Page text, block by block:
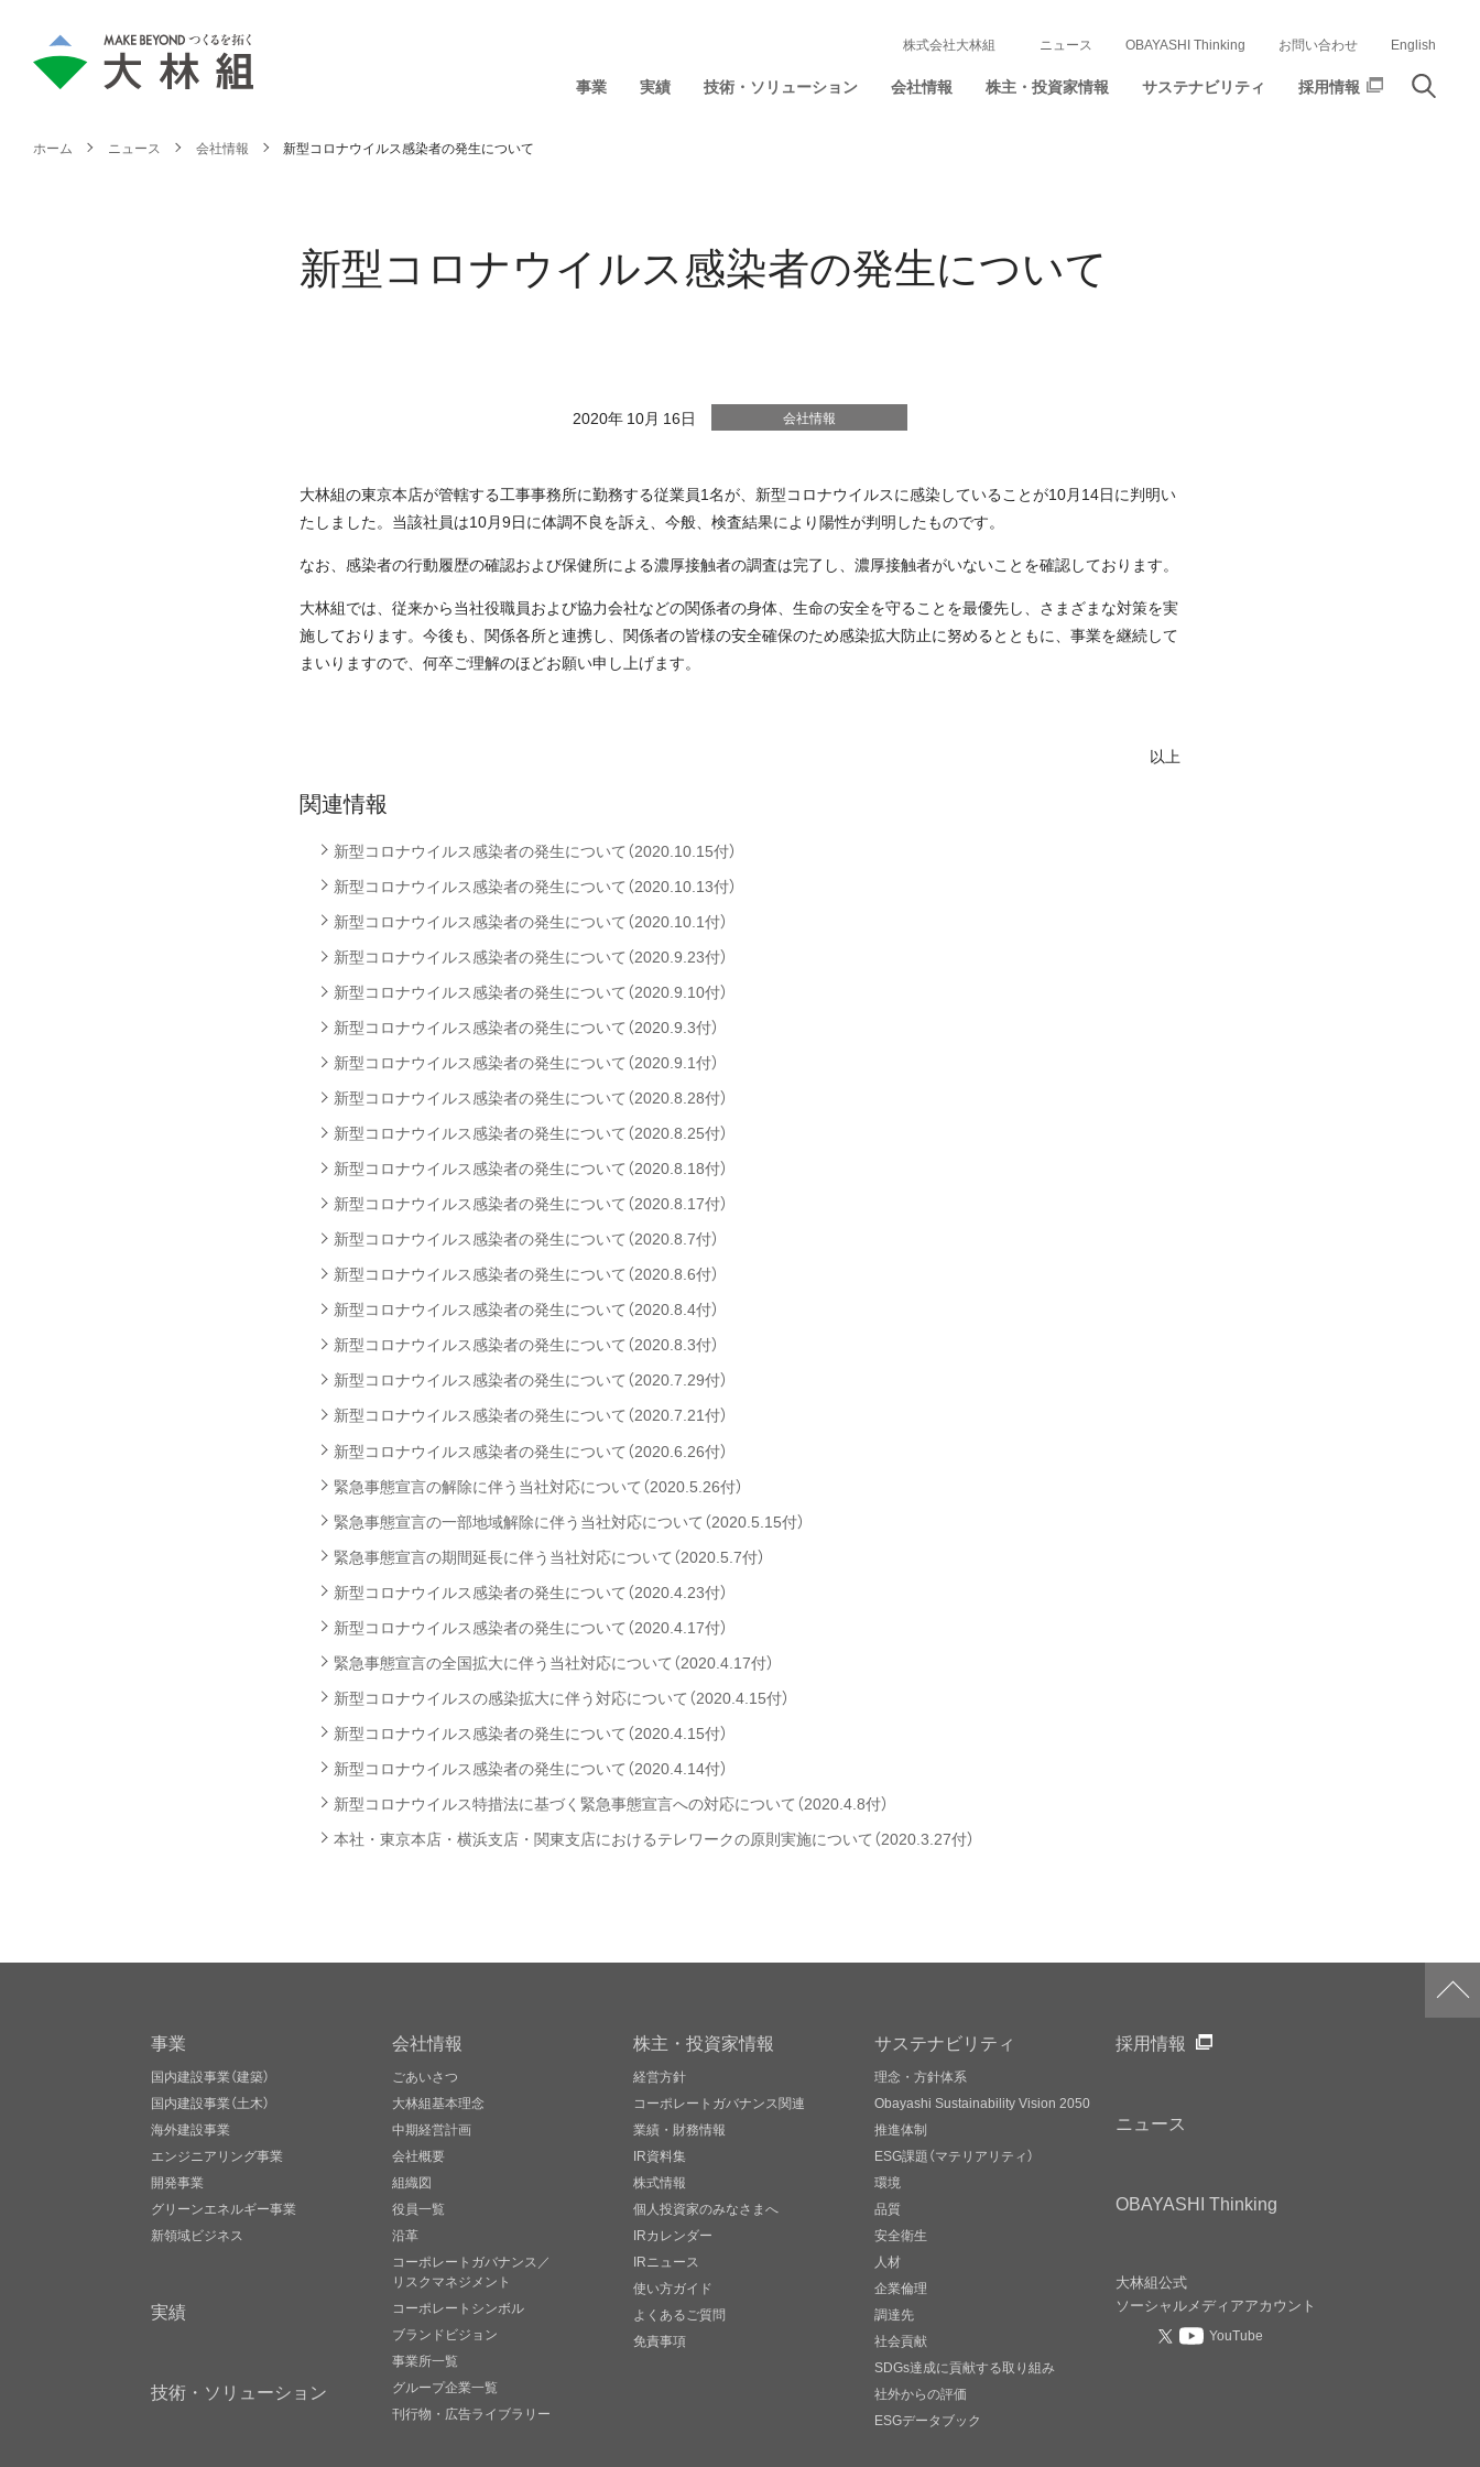
事業 実績 技術・ソリューション 会社情報 株主・投資家情報 サステナビリティ 採用情報
株式会社大林組 ニュース OBAYASHI Thinking お問い合わせ English
ホーム ニュース 会社情報 新型コロナウイルス感染者の発生について
新型コロナウイルス感染者の発生について
2020年 10月 16日 会社情報
大林組の東京本店が管轄する工事事務所に勤務する従業員1名が、新型コロナウイルスに感染していることが10月14日に判明い
たしました。当該社員は10月9日に体調不良を訴え、今般、検査結果により陽性が判明したものです。
なお、感染者の行動履歴の確認および保健所による濃厚接触者の調査は完了し、濃厚接触者がいないことを確認しております。
大林組では、従来から当社役職員および協力会社などの関係者の身体、生命の安全を守ることを最優先し、さまざまな対策を実
施しております。今後も、関係各所と連携し、関係者の皆様の安全確保のため感染拡大防止に努めるとともに、事業を継続して
まいりますので、何卒ご理解のほどお願い申し上げます。
以上
関連情報
新型コロナウイルス感染者の発生について（2020.10.15付）
新型コロナウイルス感染者の発生について（2020.10.13付）
新型コロナウイルス感染者の発生について（2020.10.1付）
新型コロナウイルス感染者の発生について（2020.9.23付）
新型コロナウイルス感染者の発生について（2020.9.10付）
新型コロナウイルス感染者の発生について（2020.9.3付）
新型コロナウイルス感染者の発生について（2020.9.1付）
新型コロナウイルス感染者の発生について（2020.8.28付）
新型コロナウイルス感染者の発生について（2020.8.25付）
新型コロナウイルス感染者の発生について（2020.8.18付）
新型コロナウイルス感染者の発生について（2020.8.17付）
新型コロナウイルス感染者の発生について（2020.8.7付）
新型コロナウイルス感染者の発生について（2020.8.6付）
新型コロナウイルス感染者の発生について（2020.8.4付）
新型コロナウイルス感染者の発生について（2020.8.3付）
新型コロナウイルス感染者の発生について（2020.7.29付）
新型コロナウイルス感染者の発生について（2020.7.21付）
新型コロナウイルス感染者の発生について（2020.6.26付）
緊急事態宣言の解除に伴う当社対応について（2020.5.26付）
緊急事態宣言の一部地域解除に伴う当社対応について（2020.5.15付）
緊急事態宣言の期間延長に伴う当社対応について（2020.5.7付）
新型コロナウイルス感染者の発生について（2020.4.23付）
新型コロナウイルス感染者の発生について（2020.4.17付）
緊急事態宣言の全国拡大に伴う当社対応について（2020.4.17付）
新型コロナウイルスの感染拡大に伴う対応について（2020.4.15付）
新型コロナウイルス感染者の発生について（2020.4.15付）
新型コロナウイルス感染者の発生について（2020.4.14付）
新型コロナウイルス特措法に基づく緊急事態宣言への対応について（2020.4.8付）
本社・東京本店・横浜支店・関東支店におけるテレワークの原則実施について（2020.3.27付）
事業
国内建設事業（建築）
国内建設事業（土木）
海外建設事業
エンジニアリング事業
開発事業
グリーンエネルギー事業
新領域ビジネス
実績
技術・ソリューション
会社情報
ごあいさつ
大林組基本理念
中期経営計画
会社概要
組織図
役員一覧
沿革
コーポレートガバナンス／
リスクマネジメント
コーポレートシンボル
ブランドビジョン
事業所一覧
グループ企業一覧
刊行物・広告ライブラリー
株主・投資家情報
経営方針
コーポレートガバナンス関連
業績・財務情報
IR資料集
株式情報
個人投資家のみなさまへ
IRカレンダー
IRニュース
使い方ガイド
よくあるご質問
免責事項
サステナビリティ
理念・方針体系
Obayashi Sustainability Vision 2050
推進体制
ESG課題（マテリアリティ）
環境
品質
安全衛生
人材
企業倫理
調達先
社会貢献
SDGs達成に貢献する取り組み
社外からの評価
ESGデータブック
採用情報
ニュース
OBAYASHI Thinking
大林組公式
ソーシャルメディアアカウント
YouTube